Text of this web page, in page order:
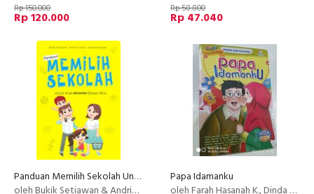
Rp 150.000
Rp 120.000
Rp 58.800
Rp 47.040
Panduan Memilih Sekolah Untuk Anak Zaman Now
oleh Bukik Setiawan & Andrie Firdaus
Papa Idamanku
oleh Farah Hasanah K., Dinda Rahmadhani, Cilya Hassya A., Khansa Humaira D., Naura Athaya S., M. Zaidan A